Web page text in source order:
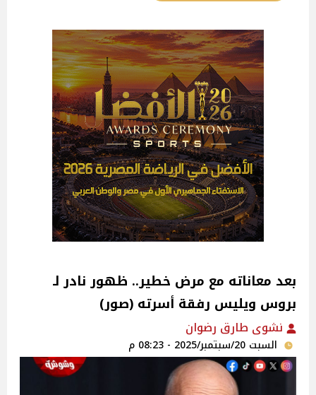
بعد معاناته مع مرض خطير.. ظهور نادر لـ
بروس ويليس رفقة أسرته (صور)
نشوى طارق رضوان
السبت 20/سبتمبر/2025 - 08:23 م